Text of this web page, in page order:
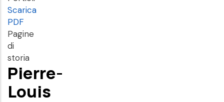
Scarica
PDF
Pagine
di
storia
Pierre-
Louis